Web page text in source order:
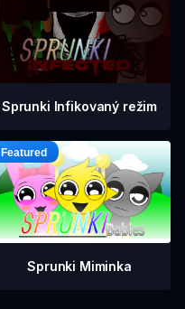
Sprunki Infikovaný režim
Sprunki Miminka